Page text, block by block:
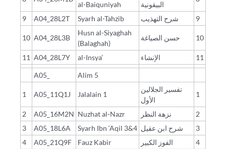
al-Baiquniyah البيقونية
9 A04_28L2T Syarh al-Tahzib شرح التهذيب 9
10 A04_28L3B
Husn al-Siyaghah
(Balaghah)
حسن الصياغة 10
11 A04_28L7Y al-Insya’ الإنشاء 11
A05_ Alim 5
1 A05_11Q1J Jalalain 1
تفسير الجلالين
الأول
1
2 A05_16M2N Nuzhat al-Nazr نزهة النظر
2
3
A05_18L6A Syarh Ibn ‘Aqil 3&4 شرح ابن عقيل
3
4
A05_21Q9F Fauz Kabir الفوز الكبير
4